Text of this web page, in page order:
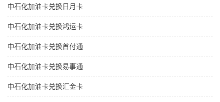
中石化加油卡兑换日月卡
中石化加油卡兑换鸿运卡
中石化加油卡兑换首付通
中石化加油卡兑换易事通
中石化加油卡兑换汇金卡